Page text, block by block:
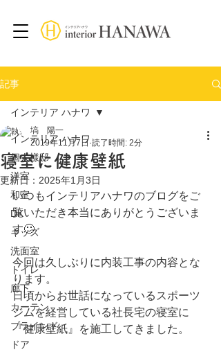
記事
インテリア ハナワ
個人様邸
洋室
和室
DK
キッズ
洗面室
トイレ
廊下
カーテン
ブラインド
ドア
インテリア ハナワ
寝室に健康壁紙
塙 陽一
2019年11月7日 読了時間: 2分
更新日： 2025年1月3日
いつもインテリアハナワのブログをご
覧いただき本当にありがとうございま
す🙂
今回は久しぶりに内装工事の内容とな
ります。
日頃からお世話になっているスポーツ
ジムを経営している社長宅の寝室に
『健康壁紙』を施工してきました。